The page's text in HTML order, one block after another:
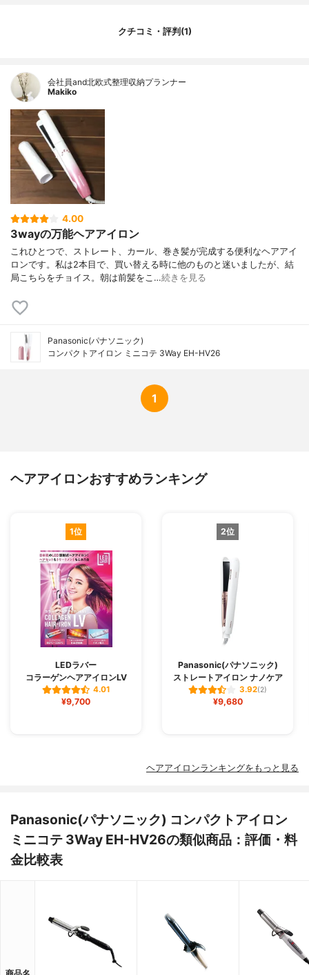
クチコミ・評判(1)
会社員and北欧式整理収納プランナー
Makiko
4.00
3wayの万能ヘアアイロン
これひとつで、ストレート、カール、巻き髪が完成する便利なヘアアイ
ロンです。私は2本目で、買い替える時に他のものと迷いましたが、結
局こちらをチョイス。朝は前髪をこ…続きを見る
Panasonic(パナソニック)
コンパクトアイロン ミニコテ 3Way EH-HV26
1
ヘアアイロンおすすめランキング
1位
LEDラバー
コラーゲンヘアアイロンLV
4.01
¥9,700
2位
Panasonic(パナソニック)
ストレートアイロン ナノケア
3.92(2)
¥9,680
ヘアアイロンランキングをもっと見る
Panasonic(パナソニック) コンパクトアイロン
ミニコテ 3Way EH-HV26の類似商品：評価・料
金比較表